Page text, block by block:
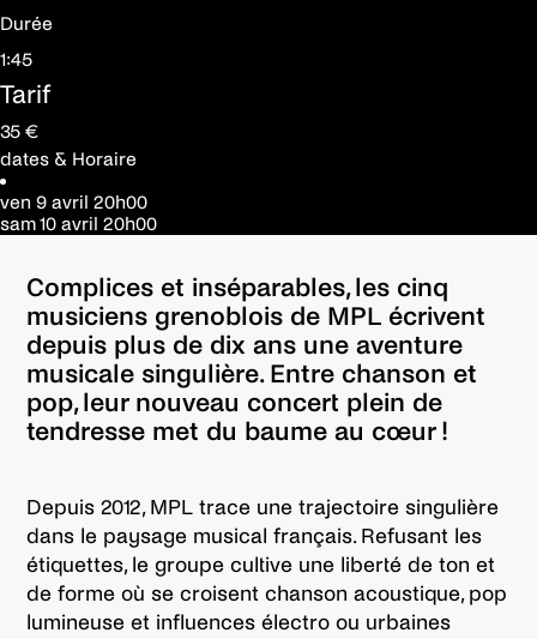
Durée
1:45
Tarif
35 €
dates & Horaire
ven 9 avril 20h00
sam 10 avril 20h00
Complices et inséparables, les cinq
musiciens grenoblois de MPL écrivent
depuis plus de dix ans une aventure
musicale singulière. Entre chanson et
pop, leur nouveau concert plein de
tendresse met du baume au cœur !
Depuis 2012, MPL trace une trajectoire singulière
dans le paysage musical français. Refusant les
étiquettes, le groupe cultive une liberté de ton et
de forme où se croisent chanson acoustique, pop
lumineuse et influences électro ou urbaines